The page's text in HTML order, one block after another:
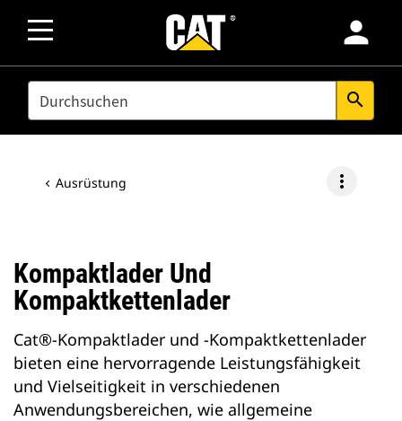
person
SEARCH search
Ausrüstung more_vert
Kompaktlader Und
Kompaktkettenlader
Cat®-Kompaktlader und -Kompaktkettenlader
bieten eine hervorragende Leistungsfähigkeit
und Vielseitigkeit in verschiedenen
Anwendungsbereichen, wie allgemeine